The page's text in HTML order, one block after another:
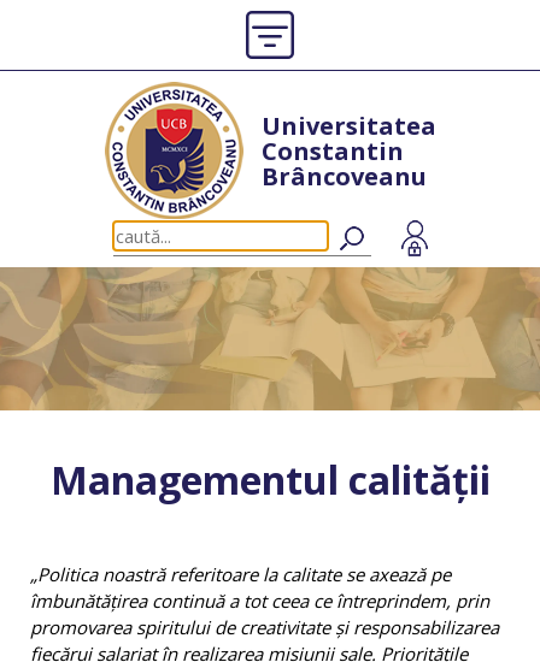
Universitatea
Constantin
Brâncoveanu
Managementul calității
„Politica noastră referitoare la calitate se axează pe
îmbunătăţirea continuă a tot ceea ce întreprindem, prin
promovarea spiritului de creativitate şi responsabilizarea
fiecărui salariat în realizarea misiunii sale. Priorităţile